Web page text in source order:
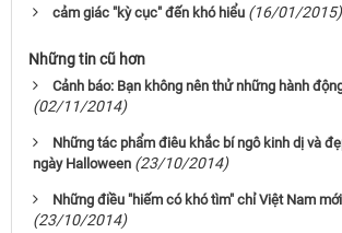
cảm giác "kỳ cục" đến khó hiểu (16/01/2015)
Những tin cũ hơn
Cảnh báo: Bạn không nên thử những hành
(02/11/2014)
Những tác phẩm điêu khắc bí ngô kinh dị và
ngày Halloween (23/10/2014)
Những điều "hiếm có khó tìm" chỉ Việt Nam
(23/10/2014)